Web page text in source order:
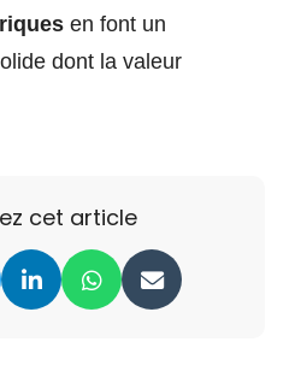
en font un
dont la valeur
cet article